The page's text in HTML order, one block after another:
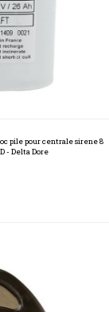
pile pour centrale sirene 8
- Delta Dore